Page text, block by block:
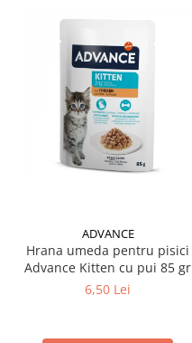
ADVANCE
Hrana umeda pentru pisici
Advance Kitten cu pui 85 gr
6,50 Lei